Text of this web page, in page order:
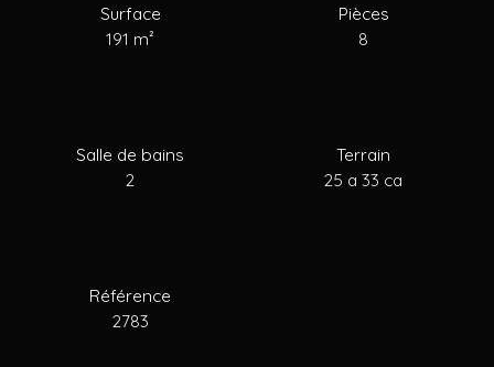
Surface
191 m²
Pièces
8
Salle de bains
2
Terrain
25 a 33 ca
Référence
2783